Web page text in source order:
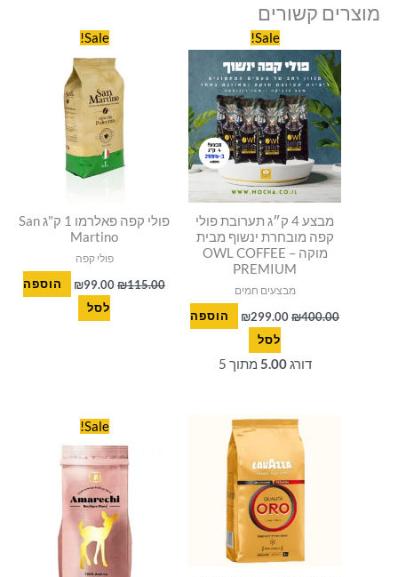
מוצרים קשורים
Sale!
מבצע 4 ק״ג תערובת פולי
קפה מובחרת ינשוף מבית
מוקה – OWL COFFEE
PREMIUM
מבצעים חמים
₪400.00
המחיר
המקורי
היה:
₪400.00.
₪299.00
הנוכחי
הוא:
₪299.00.
הוספה
לסל
דורג5.00 מתוך 5
Sale!
פולי קפה פאלרמו 1 ק"ג San
Martino
פולי קפה
₪115.00
המחיר
המקורי
היה:
₪115.00.
₪99.00
הוא:
₪99.00.
הוספה
לסל
Sale!
המחיר
המקורי
היה:
₪142.00.
₪130.00.